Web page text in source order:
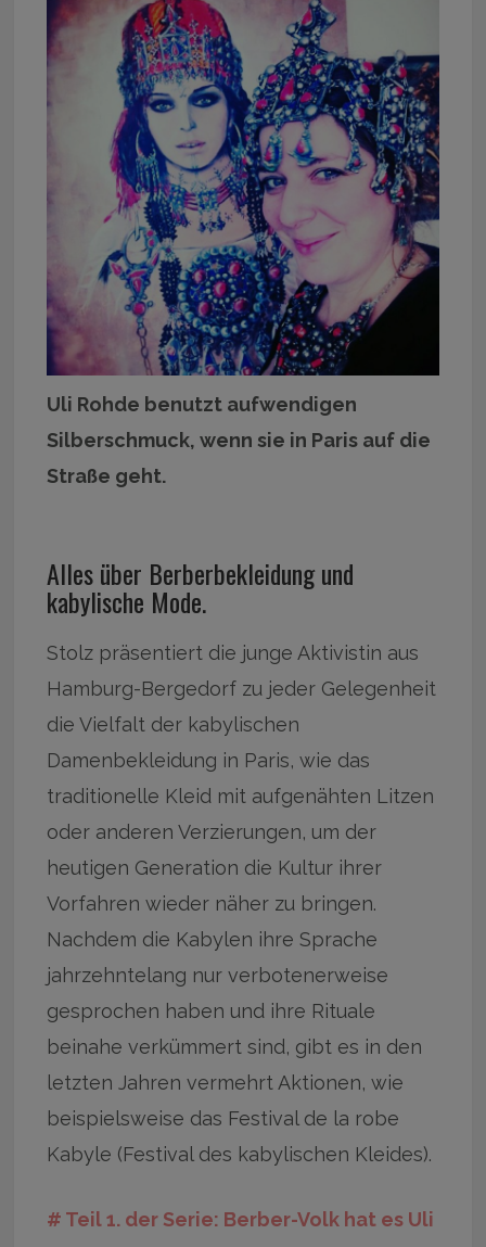
Uli Rohde benutzt aufwendigen
Silberschmuck, wenn sie in Paris auf die
Straße geht.
Alles über Berberbekleidung und
kabylische Mode.
Stolz präsentiert die junge Aktivistin aus
Hamburg-Bergedorf zu jeder Gelegenheit
die Vielfalt der kabylischen
Damenbekleidung in Paris, wie das
traditionelle Kleid mit aufgenähten Litzen
oder anderen Verzierungen, um der
heutigen Generation die Kultur ihrer
Vorfahren wieder näher zu bringen.
Nachdem die Kabylen ihre Sprache
jahrzehntelang nur verbotenerweise
gesprochen haben und ihre Rituale
beinahe verkümmert sind, gibt es in den
letzten Jahren vermehrt Aktionen, wie
beispielsweise das Festival de la robe
Kabyle (Festival des kabylischen Kleides).
# Teil 1. der Serie: Berber-Volk hat es Uli